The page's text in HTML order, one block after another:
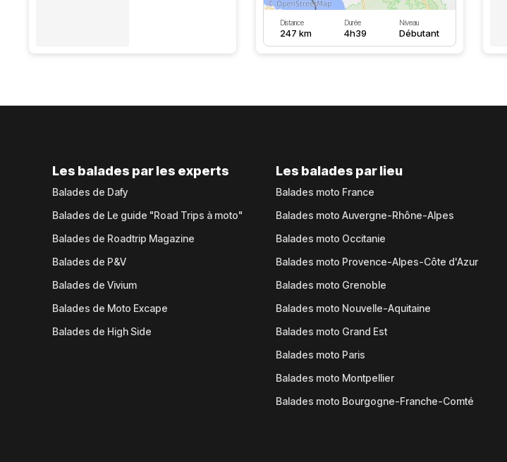
Distance
247 km
Durée
4h39
Niveau
Débutant
Les balades par les experts
Balades de Dafy
Balades de Le guide "Road Trips à moto"
Balades de Roadtrip Magazine
Balades de P&V
Balades de Vivium
Balades de Moto Excape
Balades de High Side
Les balades par lieu
Balades moto France
Balades moto Auvergne-Rhône-Alpes
Balades moto Occitanie
Balades moto Provence-Alpes-Côte d'Azur
Balades moto Grenoble
Balades moto Nouvelle-Aquitaine
Balades moto Grand Est
Balades moto Paris
Balades moto Montpellier
Balades moto Bourgogne-Franche-Comté